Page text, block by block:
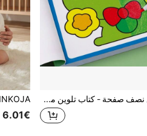
كتاب تلوين نصف صفحة - كتاب تلوين ممتع، لعبة رسم وتلوين، دفتر رسم، لعبة تعليمية، هدية عيد ميلاد/عطلة
6.01€